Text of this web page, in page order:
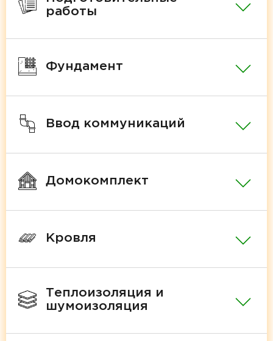
работы
Фундамент
Ввод коммуникаций
Домокомплект
Кровля
Теплоизоляция и
шумоизоляция